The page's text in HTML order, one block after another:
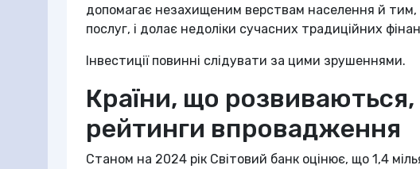
допомагає незахищеним верствам населення й тим,
послуг, і долає недоліки сучасних традиційних
Інвестиції повинні слідувати за цими зрушеннями.
Країни, що
рейтинги впровадження
Станом на 2024 рік Світовий банк оцінює, що 1,4